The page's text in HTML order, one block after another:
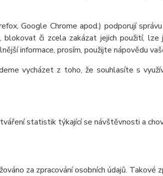
Google Chrome apod.) podporují
blokovat či zcela zakázat jejich použití,
informace, prosím, použijte nápovědu
vycházet z toho, že souhlasíte s
statistik týkající se návštěvnosti a
za zpracování osobních údajů. Takové